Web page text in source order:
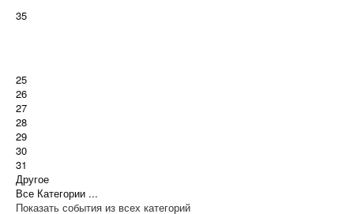
35
25
26
27
28
29
30
31
Другое
Все Категории ...
Показать события из всех категорий